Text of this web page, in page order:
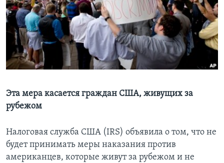
Learning English
СОЦИАЛЬНЫЕ СЕТИ
Языки
Эта мера касается граждан США, живущих за
рубежом
Налоговая служба США (IRS) объявила о том, что не
будет принимать меры наказания против
американцев, которые живут за рубежом и не